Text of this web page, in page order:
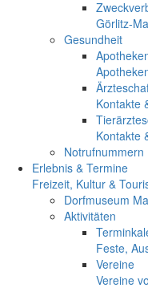
Görlitz-
Gesundheit
Kontakte
Kontakte
Notrufnummern
Erlebnis & Termine
Freizeit, Kultur &
Dorfmuseum
Aktivitäten
Feste,
Vereine
Vereine